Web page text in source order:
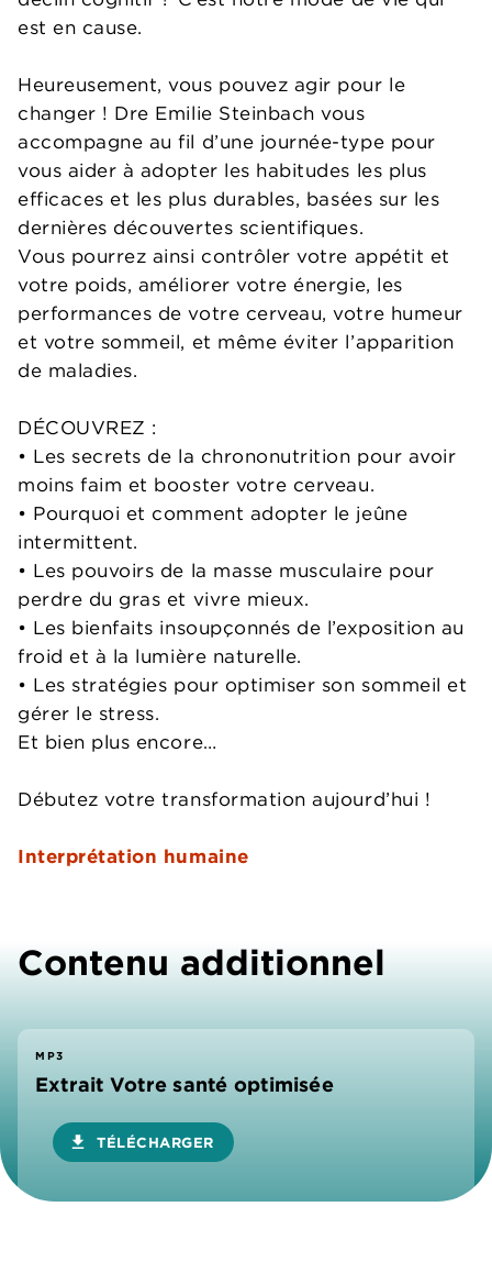
est en cause.
Heureusement, vous pouvez agir pour le
changer ! Dre Emilie Steinbach vous
accompagne au fil d’une journée-type pour
vous aider à adopter les habitudes les plus
efficaces et les plus durables, basées sur les
dernières découvertes scientifiques.
Vous pourrez ainsi contrôler votre appétit et
votre poids, améliorer votre énergie, les
performances de votre cerveau, votre humeur
et votre sommeil, et même éviter l’apparition
de maladies.
DÉCOUVREZ :
• Les secrets de la chrononutrition pour avoir
moins faim et booster votre cerveau.
• Pourquoi et comment adopter le jeûne
intermittent.
• Les pouvoirs de la masse musculaire pour
perdre du gras et vivre mieux.
• Les bienfaits insoupçonnés de l’exposition au
froid et à la lumière naturelle.
• Les stratégies pour optimiser son sommeil et
gérer le stress.
Et bien plus encore…
Débutez votre transformation aujourd’hui !
Interprétation humaine
Contenu additionnel
MP3
Extrait Votre santé optimisée
download TÉLÉCHARGER